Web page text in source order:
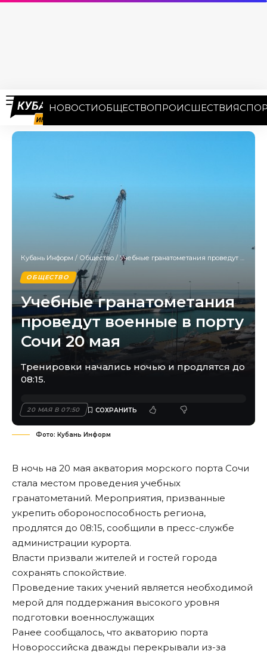
НОВОСТИОБЩЕСТВОПРОИСШЕСТВИЯ
Кубань Информ / Общество / Учебные гранатометания проведут военные в порту Сочи 20 мая
ОБЩЕСТВО
Учебные гранатометания
проведут военные в порту
Сочи 20 мая
Тренировки начались ночью и продлятся до
08:15.
20 МАЯ В 07:50
Фото: Кубань Информ
В ночь на 20 мая акватория морского порта Сочи
стала местом проведения учебных
гранатометаний. Мероприятия, призванные
укрепить обороноспособность региона,
продлятся до 08:15, сообщили в пресс-службе
администрации курорта.
Власти призвали жителей и гостей города
сохранять спокойствие.
Проведение таких учений является необходимой
мерой для поддержания высокого уровня
подготовки военнослужащих
Ранее сообщалось, что акваторию порта
Новороссийска дважды перекрывали из-за